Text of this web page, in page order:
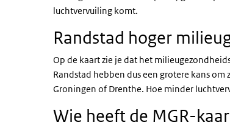
luchtvervuiling komt.
Randstad hoger
Op de kaart zie je dat het
Randstad hebben dus een grotere kans
Groningen of Drenthe. Hoe minder
Wie heeft de MGR-